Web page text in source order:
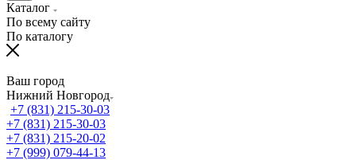
Каталог
По всему сайту
По каталогу
Ваш город
Нижний Новгород
+7 (831) 215-30-03
+7 (831) 215-30-03
+7 (831) 215-20-02
+7 (999) 079-44-13